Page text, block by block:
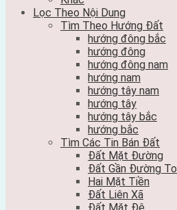
Lọc Theo Nội Dung
Tìm Theo Hướng Đất
hướng đông bắc
hướng đông
hướng đông nam
hướng nam
hướng tây nam
hướng tây
hướng tây bắc
hướng bắc
Tìm Các Tin Bán Đất
Đất Mặt Đường
Đất Gần Đường To
Hai Mặt Tiền
Đất Liên Xã